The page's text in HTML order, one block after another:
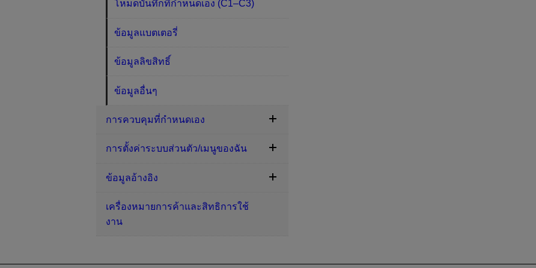
โหมดบันทึกที่กำหนดเอง (C1–C3)
ข้อมูลแบตเตอรี่
ข้อมูลลิขสิทธิ์
ข้อมูลอื่นๆ
การควบคุมที่กำหนดเอง
การตั้งค่าระบบส่วนตัว/เมนูของฉัน
ข้อมูลอ้างอิง
เครื่องหมายการค้าและสิทธิการใช้
งาน